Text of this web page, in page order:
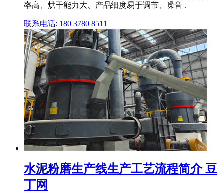
率高、烘干能力大、产品细度易于调节、噪音 .
联系电话: 180 3780 8511
水泥粉磨生产线生产工艺流程简介 豆
丁网